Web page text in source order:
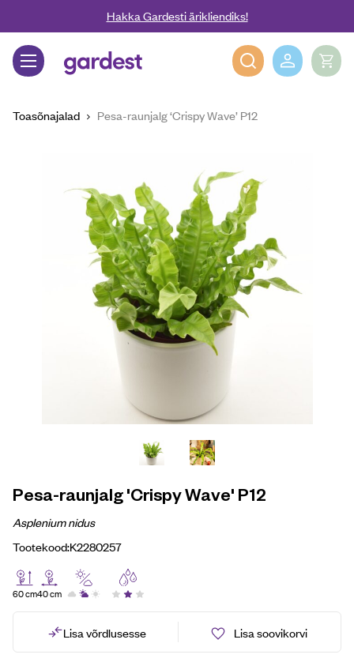
Liigu edasi põhisisu juurdeHakka Gardesti ärikliendiks!
Gardest
Toasõnajalad Pesa-raunjalg ‘Crispy Wave’ P12
Pesa-raunjalg 'Crispy Wave' P12
Asplenium nidus
Tootekood:K2280257
60 cm40 cm
Lisa võrdlusesse Lisa soovikorvi